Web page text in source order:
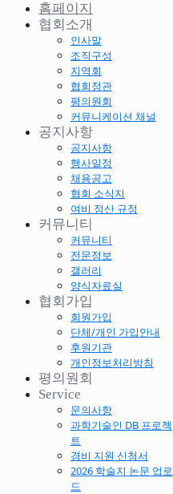
홈페이지
협회소개
인사말
조직구성
지역회
협회정관
평의원회
커뮤니케이션 채널
공지사항
공지사항
행사일정
채용공고
협회 소식지
여비 정산 규정
커뮤니티
커뮤니티
전문정보
갤러리
양식자료실
협회가입
회원가입
단체/개인 가입안내
후원기관
개인정보처리방침
평의원회
Service
문의사항
과학기술인 DB 프로젝
트
경비 지원 신청서
2026 학술지 논문 업로
드